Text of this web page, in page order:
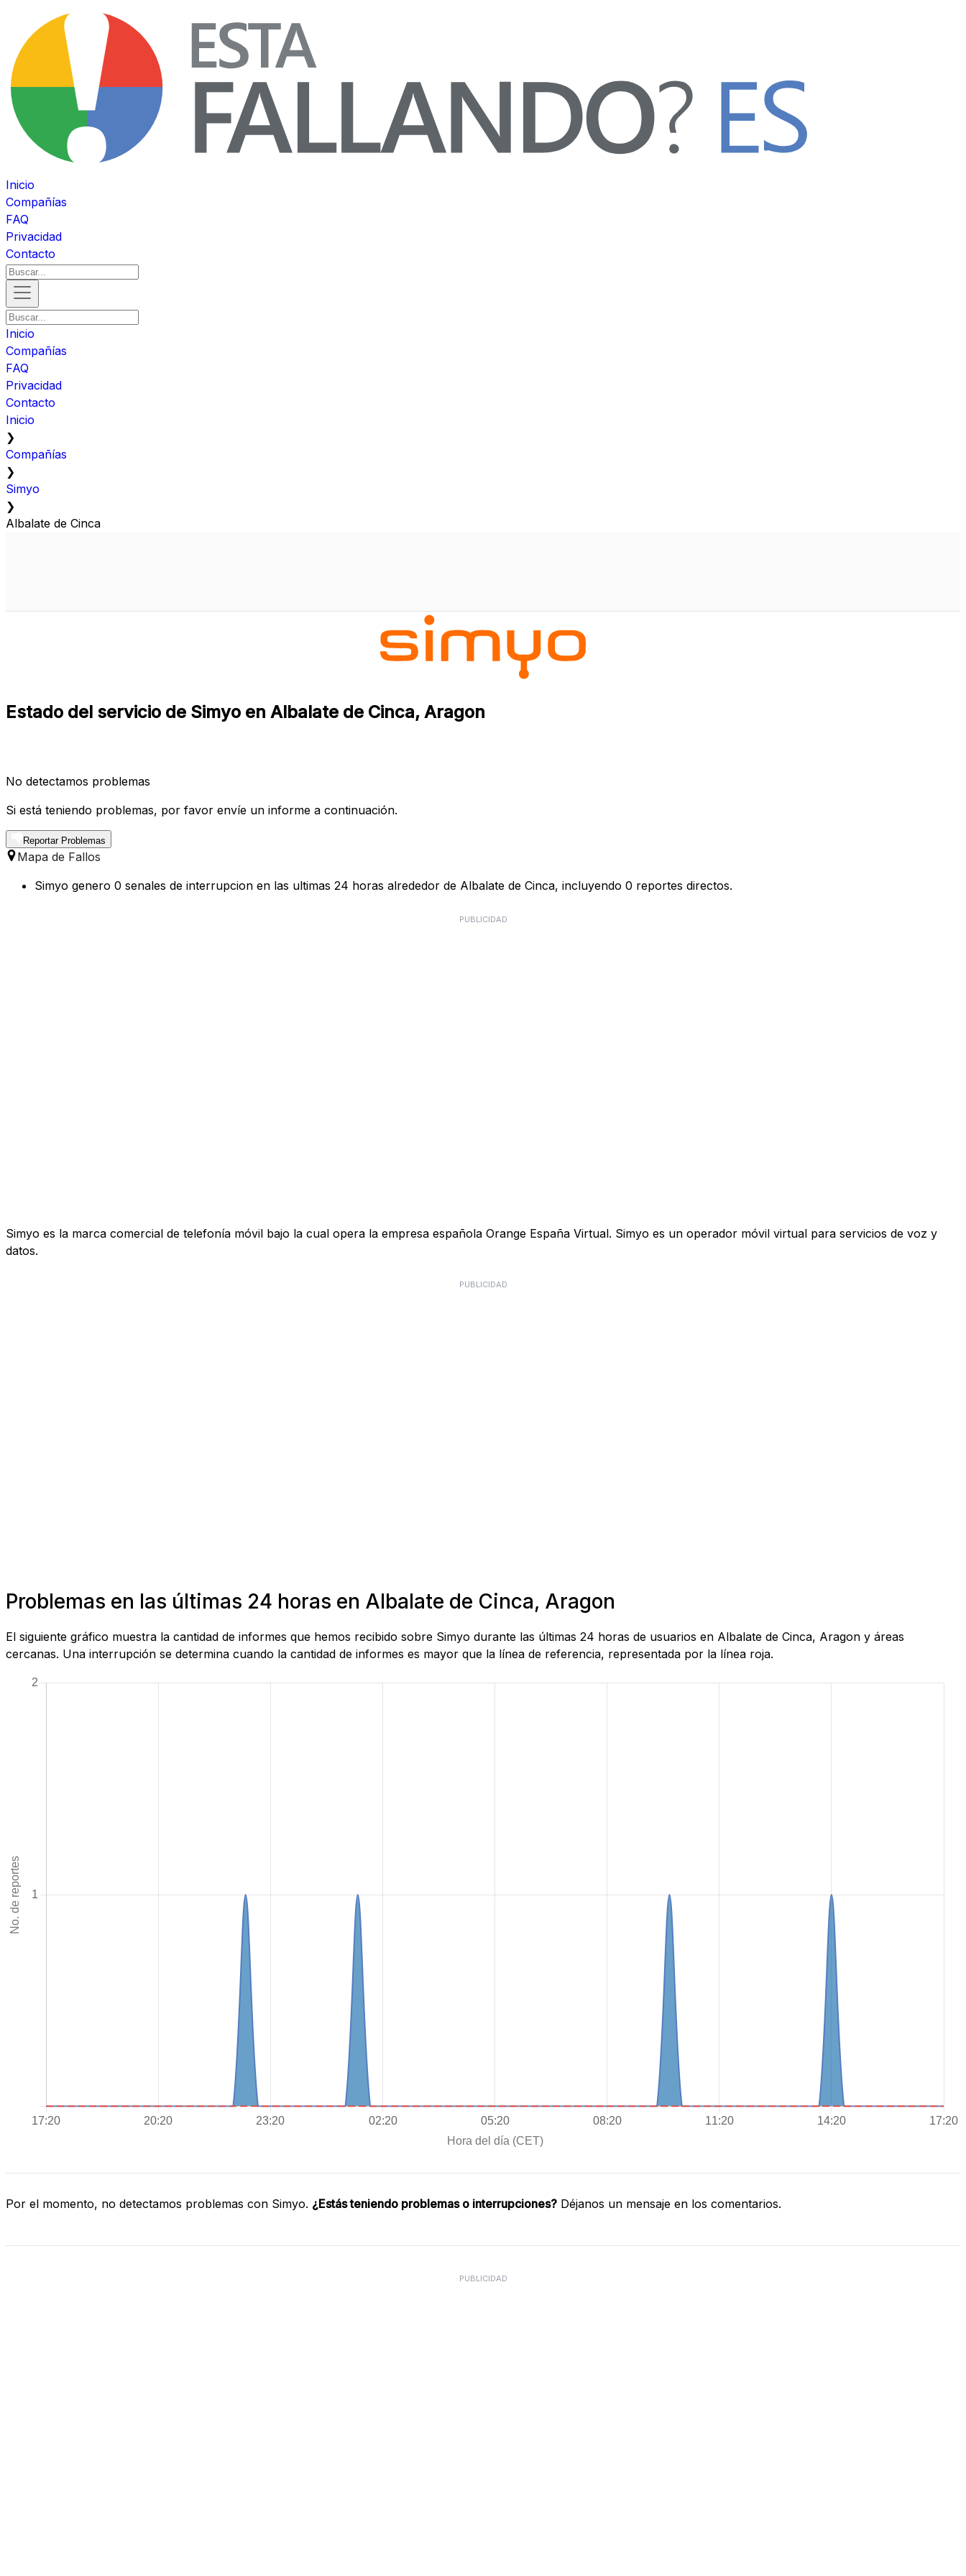
Inicio
Compañías
FAQ
Privacidad
Contacto
Inicio
Compañías
FAQ
Privacidad
Contacto
Inicio
❯
Compañías
❯
Simyo
❯
Albalate de Cinca
Estado del servicio de Simyo en Albalate de Cinca, Aragon
No detectamos problemas
Si está teniendo problemas, por favor envíe un informe a continuación.
Reportar Problemas
Mapa de Fallos
Simyo genero 0 senales de interrupcion en las ultimas 24 horas alrededor de Albalate de Cinca, incluyendo 0 reportes directos.
PUBLICIDAD
Simyo es la marca comercial de telefonía móvil bajo la cual opera la empresa española Orange España Virtual. Simyo es un operador móvil virtual para servicios de voz y
datos.
PUBLICIDAD
Problemas en las últimas 24 horas en Albalate de Cinca, Aragon
El siguiente gráfico muestra la cantidad de informes que hemos recibido sobre Simyo durante las últimas 24 horas de usuarios en Albalate de Cinca, Aragon y áreas
cercanas. Una interrupción se determina cuando la cantidad de informes es mayor que la línea de referencia, representada por la línea roja.
Por el momento, no detectamos problemas con Simyo. ¿Estás teniendo problemas o interrupciones? Déjanos un mensaje en los comentarios.
PUBLICIDAD